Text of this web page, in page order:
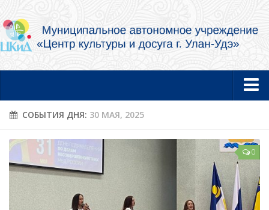
Главная
Об учреждении
Документы
Услуги в электронной форме
СОБЫТИЯ ДНЯ: 30 МАЯ, 2025
0